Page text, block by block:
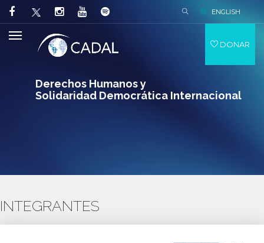
Derechos Humanos y
Solidaridad Democrática Internacional
ENGLISH
DONAR
INTEGRANTES